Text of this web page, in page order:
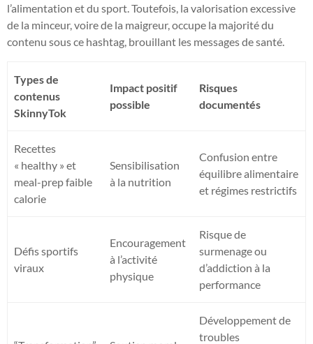
l’alimentation et du sport. Toutefois, la valorisation excessive
de la minceur, voire de la maigreur, occupe la majorité du
contenu sous ce hashtag, brouillant les messages de santé.
Types de
contenus
SkinnyTok
Impact positif
possible
Risques
documentés
Recettes
« healthy » et
meal-prep faible
calorie
Sensibilisation
à la nutrition
Confusion entre
équilibre alimentaire
et régimes restrictifs
Défis sportifs
viraux
Encouragement
à l’activité
physique
Risque de
surmenage ou
d’addiction à la
performance
Développement de
troubles